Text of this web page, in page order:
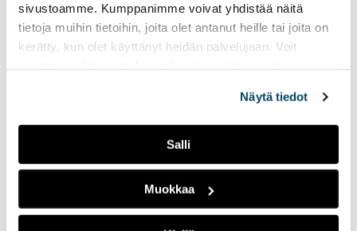
sivustoamme. Kumppanimme voivat yhdistää näitä
tietoja muihin tietoihin, joita olet antanut heille tai joita on
kerätty, kun olet käyttänyt heidän palvelujaan. Voit
Näytä tiedot
Salli
Muokkaa
Tunteita käsittelevä
lastenkirja sai alkunsa
aikuisten vaikeista
KULTTUURI
Veera Vähämaan ja Keanne
van de Kreeken
runokuvakirjan idea alkoi
hahmottua vähitellen, kun
he jakoivat ajatuksiaan